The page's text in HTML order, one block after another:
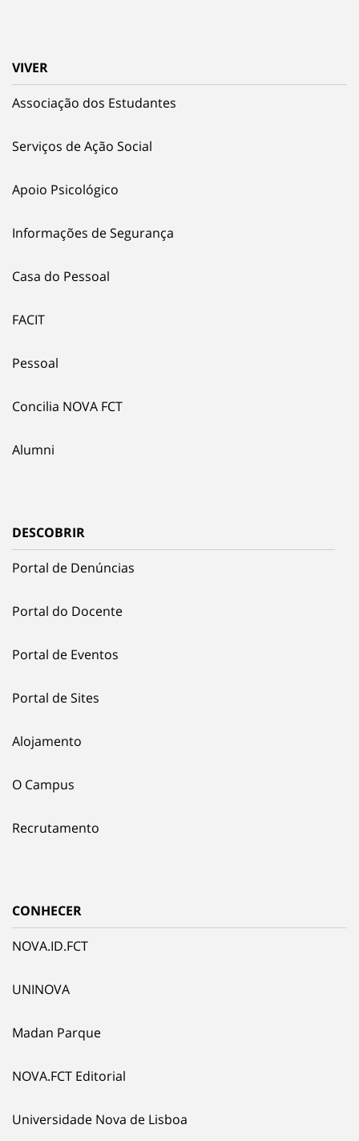
VIVER
Associação dos Estudantes
Serviços de Ação Social
Apoio Psicológico
Informações de Segurança
Casa do Pessoal
FACIT
Pessoal
Concilia NOVA FCT
Alumni
DESCOBRIR
Portal de Denúncias
Portal do Docente
Portal de Eventos
Portal de Sites
Alojamento
O Campus
Recrutamento
CONHECER
NOVA.ID.FCT
UNINOVA
Madan Parque
NOVA.FCT Editorial
Universidade Nova de Lisboa